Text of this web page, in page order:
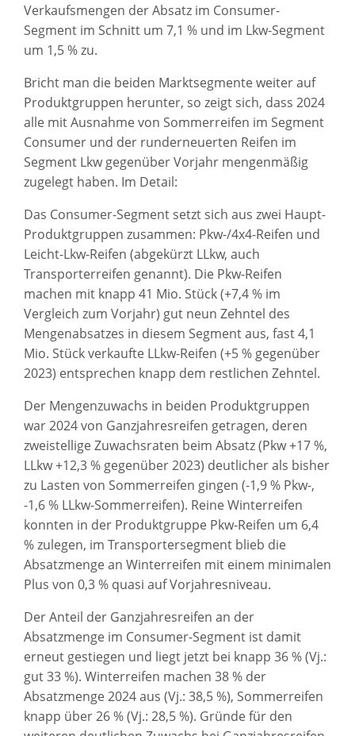
Verkaufsmengen der Absatz im Consumer-
Segment im Schnitt um 7,1 % und im Lkw-Segment
um 1,5 % zu.
Bricht man die beiden Marktsegmente weiter auf
Produktgruppen herunter, so zeigt sich, dass 2024
alle mit Ausnahme von Sommerreifen im Segment
Consumer und der runderneuerten Reifen im
Segment Lkw gegenüber Vorjahr mengenmäßig
zugelegt haben. Im Detail:
Das Consumer-Segment setzt sich aus zwei Haupt-
Produktgruppen zusammen: Pkw-/4x4-Reifen und
Leicht-Lkw-Reifen (abgekürzt LLkw, auch
Transporterreifen genannt). Die Pkw-Reifen
machen mit knapp 41 Mio. Stück (+7,4 % im
Vergleich zum Vorjahr) gut neun Zehntel des
Mengenabsatzes in diesem Segment aus, fast 4,1
Mio. Stück verkaufte LLkw-Reifen (+5 % gegenüber
2023) entsprechen knapp dem restlichen Zehntel.
Der Mengenzuwachs in beiden Produktgruppen
war 2024 von Ganzjahresreifen getragen, deren
zweistellige Zuwachsraten beim Absatz (Pkw +17 %,
LLkw +12,3 % gegenüber 2023) deutlicher als bisher
zu Lasten von Sommerreifen gingen (-1,9 % Pkw-,
-1,6 % LLkw-Sommerreifen). Reine Winterreifen
konnten in der Produktgruppe Pkw-Reifen um 6,4
% zulegen, im Transportersegment blieb die
Absatzmenge an Winterreifen mit einem minimalen
Plus von 0,3 % quasi auf Vorjahresniveau.
Der Anteil der Ganzjahresreifen an der
Absatzmenge im Consumer-Segment ist damit
erneut gestiegen und liegt jetzt bei knapp 36 % (Vj.:
gut 33 %). Winterreifen machen 38 % der
Absatzmenge 2024 aus (Vj.: 38,5 %), Sommerreifen
knapp über 26 % (Vj.: 28,5 %). Gründe für den